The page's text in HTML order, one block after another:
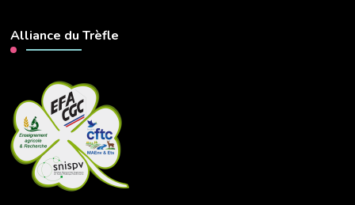
Alliance du Trèfle